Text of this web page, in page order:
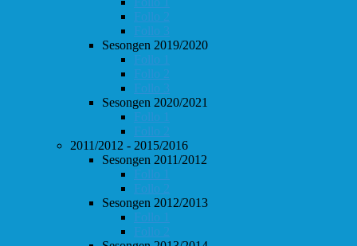
Follo 2
Follo 3
Sesongen 2019/2020
Follo 1
Follo 2
Follo 3
Sesongen 2020/2021
Follo 1
Follo 2
2011/2012 - 2015/2016
Sesongen 2011/2012
Follo 1
Follo 2
Sesongen 2012/2013
Follo 1
Follo 2